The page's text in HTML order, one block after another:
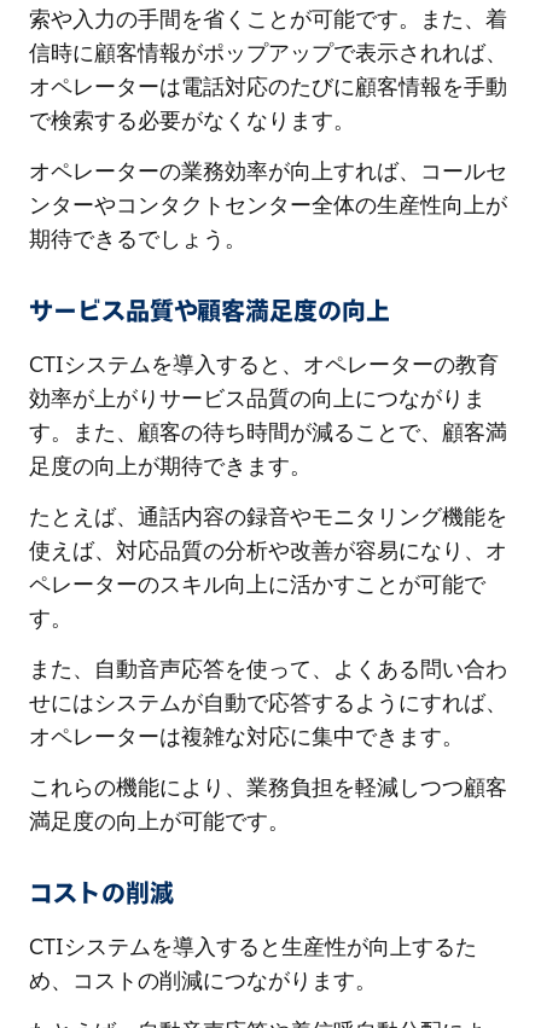
索や入力の手間を省くことが可能です。また、着
信時に顧客情報がポップアップで表示されれば、
オペレーターは電話対応のたびに顧客情報を手動
で検索する必要がなくなります。
オペレーターの業務効率が向上すれば、コールセ
ンターやコンタクトセンター全体の生産性向上が
期待できるでしょう。
サービス品質や顧客満足度の向上
CTIシステムを導入すると、オペレーターの教育
効率が上がりサービス品質の向上につながりま
す。また、顧客の待ち時間が減ることで、顧客満
足度の向上が期待できます。
たとえば、通話内容の録音やモニタリング機能を
使えば、対応品質の分析や改善が容易になり、オ
ペレーターのスキル向上に活かすことが可能で
す。
また、自動音声応答を使って、よくある問い合わ
せにはシステムが自動で応答するようにすれば、
オペレーターは複雑な対応に集中できます。
これらの機能により、業務負担を軽減しつつ顧客
満足度の向上が可能です。
コストの削減
CTIシステムを導入すると生産性が向上するた
め、コストの削減につながります。